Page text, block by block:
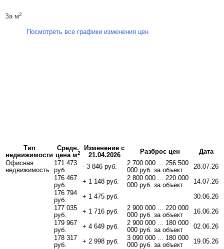
За м2
Посмотреть все графики изменения цен
Тип
недвижимости
Средн.
цена м2
Изменение с
21.04.2026
Разброс цен
Дата
Офисная
недвижимость
171 473
руб.
- 3 846 руб.
2 700 000 ... 256 500
000 руб. за объект
28.07.26
176 467
руб.
+ 1 148 руб.
2 800 000 ... 220 000
000 руб. за объект
14.07.26
176 794
руб.
+ 1 475 руб.
30.06.26
177 035
руб.
+ 1 716 руб.
2 900 000 ... 220 000
000 руб. за объект
16.06.26
179 967
руб.
+ 4 649 руб.
2 900 000 ... 180 000
000 руб. за объект
02.06.26
178 317
руб.
+ 2 998 руб.
3 090 000 ... 180 000
000 руб. за объект
19.05.26